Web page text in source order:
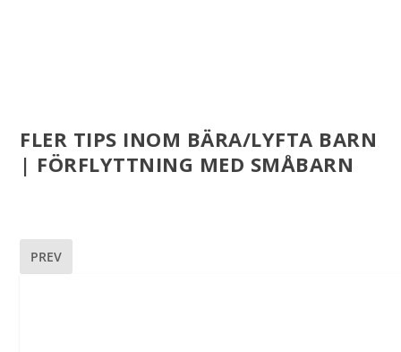
FLER TIPS INOM BÄRA/LYFTA BARN
| FÖRFLYTTNING MED SMÅBARN
PREV